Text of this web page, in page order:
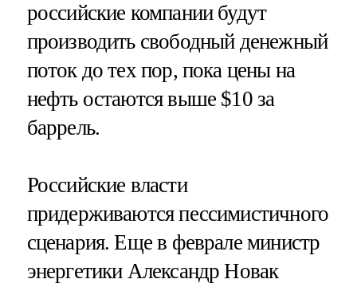
российские компании будут
производить свободный денежный
поток до тех пор, пока цены на
нефть остаются выше $10 за
баррель.
Российские власти
придерживаются пессимистичного
сценария. Еще в феврале министр
энергетики Александр Новак